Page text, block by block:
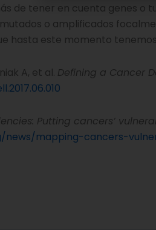
de tener en cuenta genes o
o amplificados
hasta este momento
A, et al. Defining a Cancer
Putting cancers’
mapping-cancers-